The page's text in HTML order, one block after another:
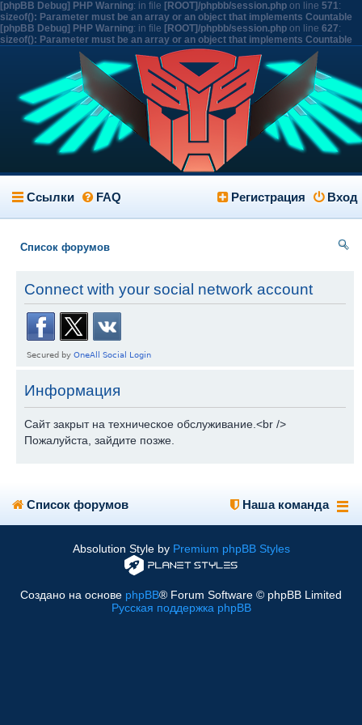
[phpBB Debug] PHP Warning: in file [ROOT]/phpbb/session.php on line 571:
sizeof(): Parameter must be an array or an object that implements Countable
[phpBB Debug] PHP Warning: in file [ROOT]/phpbb/session.php on line 627:
sizeof(): Parameter must be an array or an object that implements Countable
Ссылки FAQ Вход
Регистрация
Список форумов
Connect with your social network account
Информация
Сайт закрыт на техническое обслуживание.<br />
Пожалуйста, зайдите позже.
Список форумов Наша команда
Absolution Style by Premium phpBB Styles
Создано на основе phpBB® Forum Software © phpBB Limited
Русская поддержка phpBB